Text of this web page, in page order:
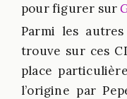
pour figurer sur
Parmi les
trouve sur ces
place
l’origine par